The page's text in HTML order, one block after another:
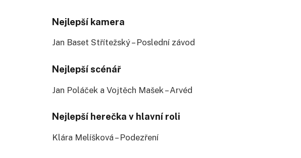
Nejlepší kamera
Jan Baset Střítežský – Poslední závod
Nejlepší scénář
Jan Poláček a Vojtěch Mašek – Arvéd
Nejlepší herečka v hlavní roli
Klára Melíšková – Podezření